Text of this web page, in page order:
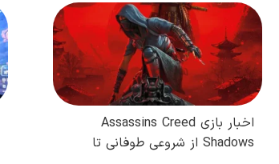
اخبار بازی Assassins Creed
Shadows از شروعی طوفانی تا